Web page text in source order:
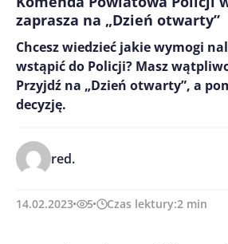
zaprasza na „Dzień otwarty”
Chcesz wiedzieć jakie wymogi
wstąpić do Policji? Masz
Przyjdź na „Dzień otwarty”, a
decyzję.
red.
14.02.2023 5 Czas lektury:2 min